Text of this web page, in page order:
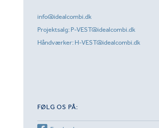
info@idealcombi.dk
Projektsalg: P-VEST@idealcombi.dk
Håndværker: H-VEST@idealcombi.dk
FØLG OS PÅ: